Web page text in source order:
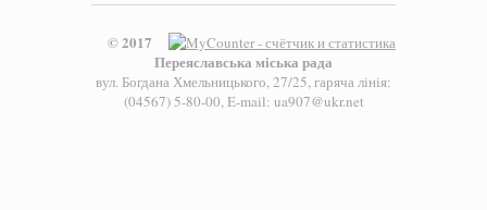
© 2017
Переяславська міська рада
вул. Богдана Хмельницького, 27/25, гаряча лінія:
(04567) 5-80-00, E-mail: ua907@ukr.net